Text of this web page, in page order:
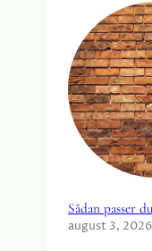
Sådan passer
august 3, 2026